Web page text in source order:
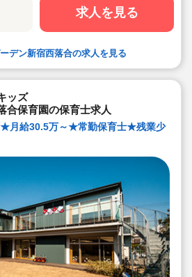
げ制度利用可能です。（同居の宿舎借り上
ます！）
補助あり。
日以上！土曜日の振替休日ありです。
保育を活かしてください。
一人ひとりの個性を存分に発揮できる保育
求人を見る
デン新宿西落合の求人を見る
ッズ
合保育園の保育士求人
月給30.5万～★常勤保育士★残業少